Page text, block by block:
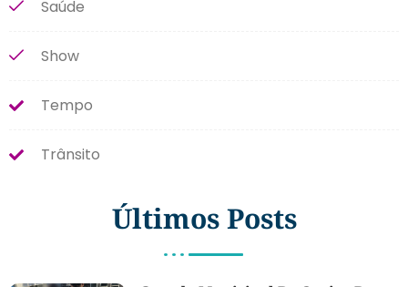
Saúde
Show
Tempo
Trânsito
Últimos Posts